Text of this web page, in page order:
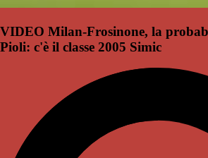
VIDEO Milan-Frosinone, la
Pioli: c'è il classe 2005 Simic